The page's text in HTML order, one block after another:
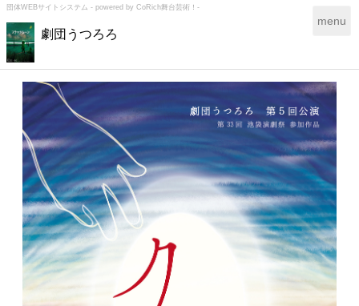
団体WEBサイトシステム - powered by CoRich舞台芸術！-
劇団うつろろ
T
g
l
n
a
v
i
g
a
t
i
o
n
menu